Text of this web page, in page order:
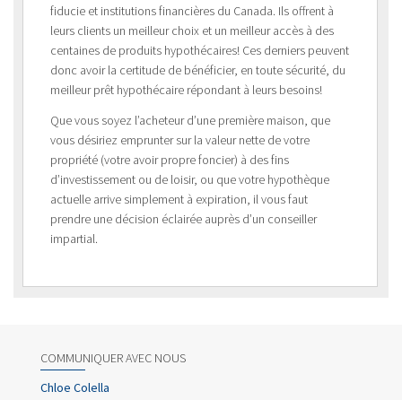
fiducie et institutions financières du Canada. Ils offrent à
leurs clients un meilleur choix et un meilleur accès à des
centaines de produits hypothécaires! Ces derniers peuvent
donc avoir la certitude de bénéficier, en toute sécurité, du
meilleur prêt hypothécaire répondant à leurs besoins!
Que vous soyez l’acheteur d’une première maison, que
vous désiriez emprunter sur la valeur nette de votre
propriété (votre avoir propre foncier) à des fins
d’investissement ou de loisir, ou que votre hypothèque
actuelle arrive simplement à expiration, il vous faut
prendre une décision éclairée auprès d’un conseiller
impartial.
COMMUNIQUER AVEC NOUS
Chloe Colella